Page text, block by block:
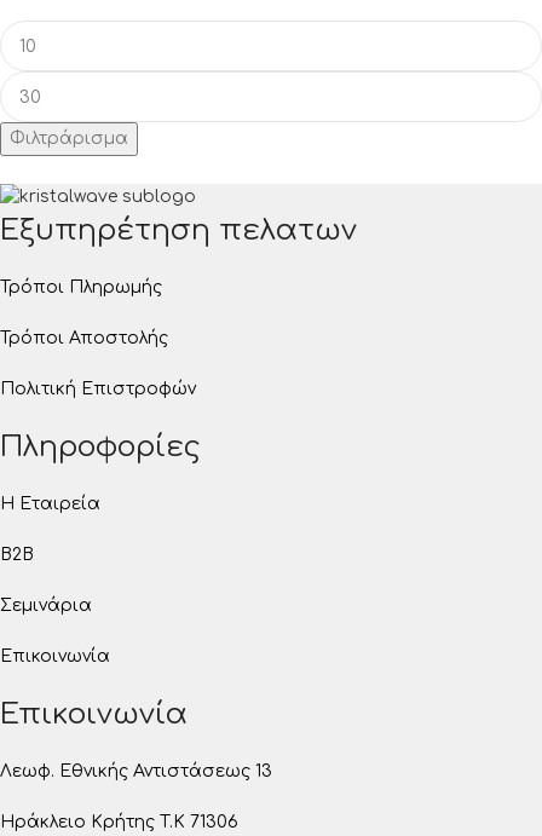
Φιλτράρισμα
Εξυπηρέτηση πελατων
Τρόποι Πληρωμής
Τρόποι Αποστολής
Πολιτική Επιστροφών
Πληροφορίες
Η Εταιρεία
B2B
Σεμινάρια
Επικοινωνία
Επικοινωνία
Λεωφ. Εθνικής Αντιστάσεως 13
Ηράκλειο Κρήτης T.K 71306